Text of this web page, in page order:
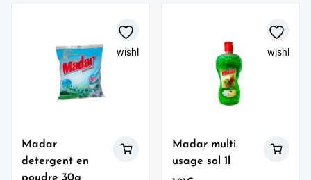
wishlist
Madar
detergent en
wishlist
Madar multi
usage sol 1l